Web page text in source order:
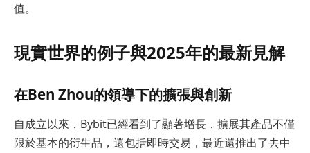
值。
現實世界的例子與2025年的最新見解
在Ben Zhou的領導下的擴張與創新
自成立以來，Bybit已經看到了顯著增長，擴展其產品不僅
限於基本的衍生品，還包括即時交易，最近還推出了去中